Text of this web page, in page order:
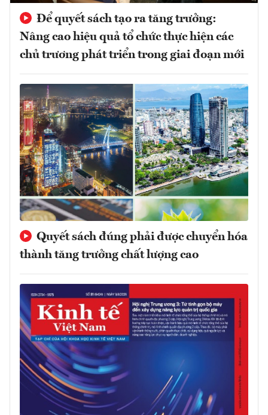
Để quyết sách tạo ra tăng trưởng:
Nâng cao hiệu quả tổ chức thực hiện các
chủ trương phát triển trong giai đoạn mới
Quyết sách đúng phải được chuyển hóa
thành tăng trưởng chất lượng cao